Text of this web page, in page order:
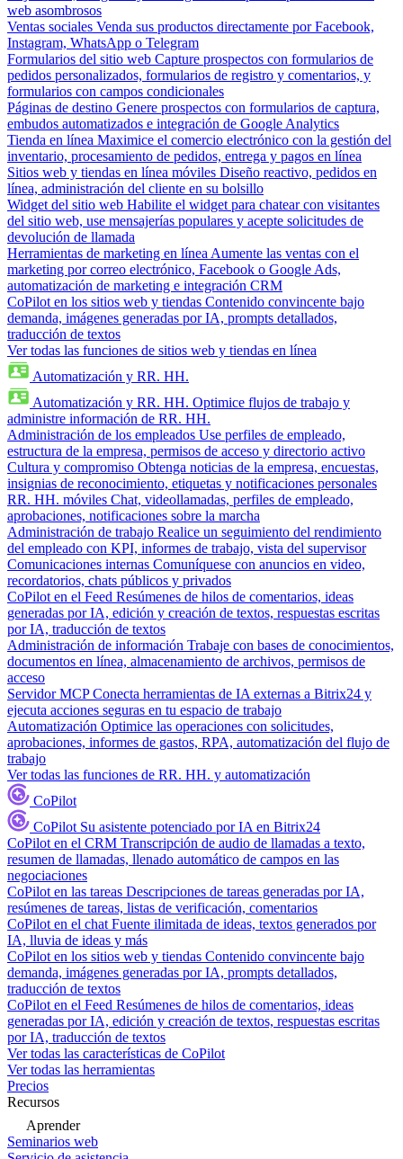
web asombrosos
Ventas sociales Venda sus productos directamente por Facebook,
Instagram, WhatsApp o Telegram
Formularios del sitio web Capture prospectos con formularios de
pedidos personalizados, formularios de registro y comentarios, y
formularios con campos condicionales
Páginas de destino Genere prospectos con formularios de captura,
embudos automatizados e integración de Google Analytics
Tienda en línea Maximice el comercio electrónico con la gestión del
inventario, procesamiento de pedidos, entrega y pagos en línea
Sitios web y tiendas en línea móviles Diseño reactivo, pedidos en
línea, administración del cliente en su bolsillo
Widget del sitio web Habilite el widget para chatear con visitantes
del sitio web, use mensajerías populares y acepte solicitudes de
devolución de llamada
Herramientas de marketing en línea Aumente las ventas con el
marketing por correo electrónico, Facebook o Google Ads,
automatización de marketing e integración CRM
CoPilot en los sitios web y tiendas Contenido convincente bajo
demanda, imágenes generadas por IA, prompts detallados,
traducción de textos
Ver todas las funciones de sitios web y tiendas en línea
Automatización y RR. HH.
Automatización y RR. HH. Optimice flujos de trabajo y
administre información de RR. HH.
Administración de los empleados Use perfiles de empleado,
estructura de la empresa, permisos de acceso y directorio activo
Cultura y compromiso Obtenga noticias de la empresa, encuestas,
insignias de reconocimiento, etiquetas y notificaciones personales
RR. HH. móviles Chat, videollamadas, perfiles de empleado,
aprobaciones, notificaciones sobre la marcha
Administración de trabajo Realice un seguimiento del rendimiento
del empleado con KPI, informes de trabajo, vista del supervisor
Comunicaciones internas Comuníquese con anuncios en video,
recordatorios, chats públicos y privados
CoPilot en el Feed Resúmenes de hilos de comentarios, ideas
generadas por IA, edición y creación de textos, respuestas escritas
por IA, traducción de textos
Administración de información Trabaje con bases de conocimientos,
documentos en línea, almacenamiento de archivos, permisos de
acceso
Servidor MCP Conecta herramientas de IA externas a Bitrix24 y
ejecuta acciones seguras en tu espacio de trabajo
Automatización Optimice las operaciones con solicitudes,
aprobaciones, informes de gastos, RPA, automatización del flujo de
trabajo
Ver todas las funciones de RR. HH. y automatización
CoPilot
CoPilot Su asistente potenciado por IA en Bitrix24
CoPilot en el CRM Transcripción de audio de llamadas a texto,
resumen de llamadas, llenado automático de campos en las
negociaciones
CoPilot en las tareas Descripciones de tareas generadas por IA,
resúmenes de tareas, listas de verificación, comentarios
CoPilot en el chat Fuente ilimitada de ideas, textos generados por
IA, lluvia de ideas y más
CoPilot en los sitios web y tiendas Contenido convincente bajo
demanda, imágenes generadas por IA, prompts detallados,
traducción de textos
CoPilot en el Feed Resúmenes de hilos de comentarios, ideas
generadas por IA, edición y creación de textos, respuestas escritas
por IA, traducción de textos
Ver todas las características de CoPilot
Ver todas las herramientas
Precios
Recursos
Aprender
Seminarios web